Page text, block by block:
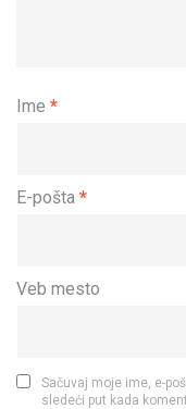
Ime *
E-pošta *
Veb mesto
Sačuvaj moje ime, e-
sledeći put kada